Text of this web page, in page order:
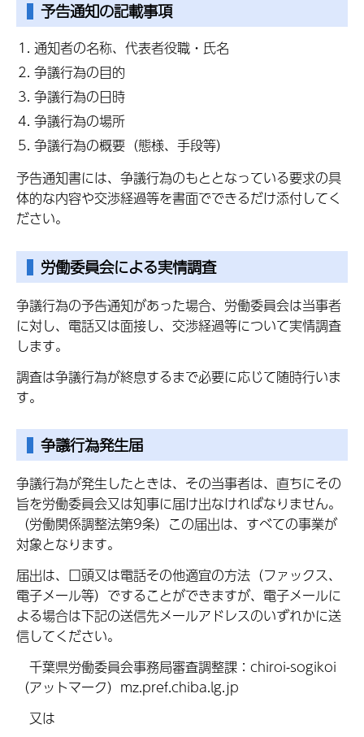
予告通知の記載事項
通知者の名称、代表者役職・氏名
争議行為の目的
争議行為の日時
争議行為の場所
争議行為の概要（態様、手段等）
予告通知書には、争議行為のもととなっている要求の具
体的な内容や交渉経過等を書面でできるだけ添付してく
ださい。
労働委員会による実情調査
争議行為の予告通知があった場合、労働委員会は当事者
に対し、電話又は面接し、交渉経過等について実情調査
します。
調査は争議行為が終息するまで必要に応じて随時行いま
す。
争議行為発生届
争議行為が発生したときは、その当事者は、直ちにその
旨を労働委員会又は知事に届け出なければなりません。
（労働関係調整法第9条）この届出は、すべての事業が
対象となります。
届出は、口頭又は電話その他適宜の方法（ファックス、
電子メール等）ですることができますが、電子メールに
よる場合は下記の送信先メールアドレスのいずれかに送
信してください。
千葉県労働委員会事務局審査調整課：chiroi-sogikoi
（アットマーク）mz.pref.chiba.lg.jp
又は